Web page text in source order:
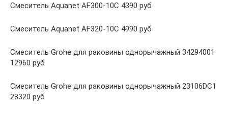
Смеситель Aquanet AF300-10С 4390 руб
Смеситель Aquanet AF320-10С 4990 руб
Смеситель Grohe для раковины однорычажный 34294001
12960 руб
Смеситель Grohe для раковины однорычажный 23106DC1
28320 руб